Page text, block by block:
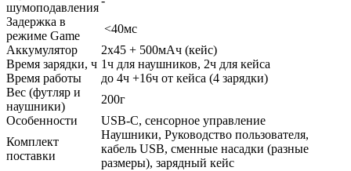
шумоподавления
Задержка в
режиме Game
<40мс
Аккумулятор
2х45 + 500мАч (кейс)
Время зарядки, ч 1ч для наушников, 2ч для кейса
Время работы
до 4ч +16ч от кейса (4 зарядки)
Вес (футляр и
наушники)
200г
Особенности
USB-C, сенсорное управление
Комплект
поставки
Наушники, Руководство пользователя,
кабель USB, сменные насадки (разные
размеры), зарядный кейс